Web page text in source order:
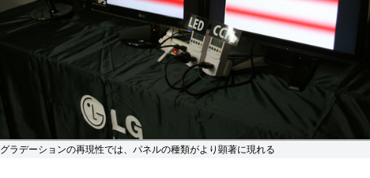
グラデーションの再現性では、パネルの種類がより顕著に現れる